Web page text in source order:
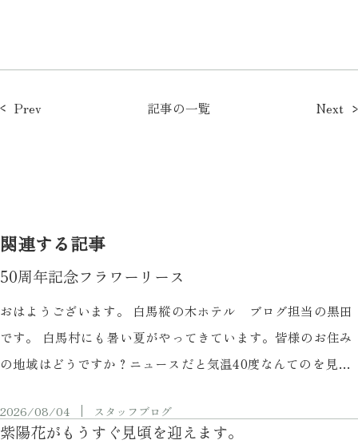
Prev 記事の一覧 Next
関連する記事
50周年記念フラワーリース
おはようございます。 白馬樅の木ホテル ブログ担当の黒田
です。 白馬村にも暑い夏がやってきています。皆様のお住み
の地域はどうですか？ニュースだと気温40度なんてのを見る
す。 白馬も以前に比べれば暑いのですが、それでも30度行く
2026/08/04 スタッフブログ
紫陽花がもうすぐ見頃を迎えます。